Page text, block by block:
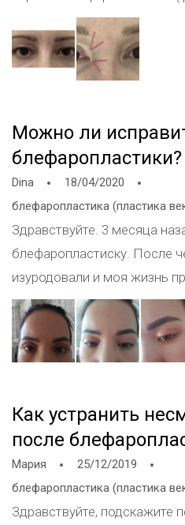
Операция была проведена
пока швы сами растянутся.
усилилось. Прикладываю
Можно ли
блефаропластики?
Dina
18/04/2020
блефаропластика (пластика
Здравствуйте. 3 месяца назад в г.Алматы я
блефаропластиску. После
изуродовали и моя жизнь
Удалили слишком много
огромные глубокие
ассиметричные. Возле
исправить, и сделать
естественные глаза
Как устранить
после
Мария
25/12/2019
блефаропластика (пластика
Здравствуйте, подскажите